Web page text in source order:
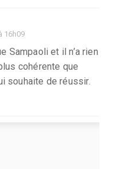
16h09
Sampaoli et il n’a rien
cohérente que
souhaite de réussir.